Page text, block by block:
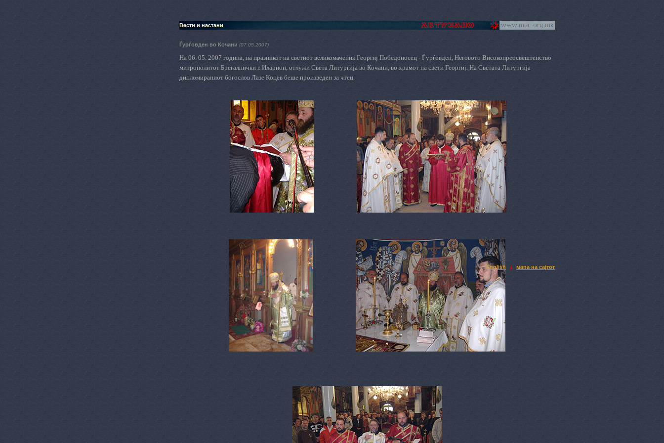
Вести и настани
Ѓурѓовден во Кочани (07.05.2007)
На 06. 05. 2007 година, на празникот на светиот великомаченик Георгиј Победоносец - Ѓурѓовден, Неговото Високопреосвештенство
митрополитот Брегалнички г. Иларион, отлужи Света Литургија во Кочани, во храмот на свети Георгиј. На Светата Литургија
дипломираниот богослов Лазе Коцев беше произведен за чтец.
English мапа на сајтот